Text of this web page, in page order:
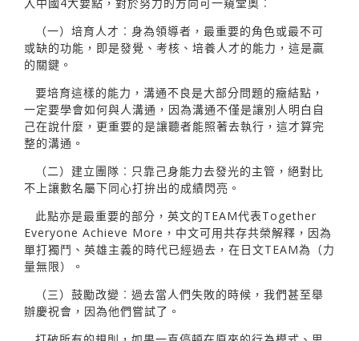
（一）培育人才︰身為領導者，最重要的角色或最不可
或缺的功能，即是發覺、考核、培養人才的能力，這是贏
的關鍵。
要培育這樣的能力，溝通不良是大部分問題的癥結點，
一定要學會如何與人溝通，因為溝通不僅是讓別人明白自
己在說什麼，更重要的是讓聽者能照著去執行，這才算完
整的溝通。
（二）建立團隊︰只靠己身能力去發光的主管，絕對比
不上讓數名屬下同心打拚出的成績閃亮。
此點亦是最重要的部分，英文的TEAM代表Together
Everyone Achieve More，中文可用共存共榮解釋，因為
單打獨鬥、英雄主義的時代已經過去，在日文TEAM為（力
量無限）。
（三）鼓勵改變︰過去當人們失敗的時候，我們甚至舉
辦慶祝會，因為他們嘗試了。